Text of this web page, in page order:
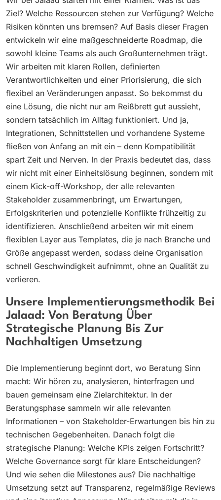
Ziel? Welche Ressourcen stehen zur Verfügung? Welche
Risiken könnten uns bremsen? Auf Basis dieser Fragen
entwickeln wir eine maßgeschneiderte Roadmap, die
sowohl kleine Teams als auch Großunternehmen trägt.
Wir arbeiten mit klaren Rollen, definierten
Verantwortlichkeiten und einer Priorisierung, die sich
flexibel an Veränderungen anpasst. So bekommst du
eine Lösung, die nicht nur am Reißbrett gut aussieht,
sondern tatsächlich im Alltag funktioniert. Und ja,
Integrationen, Schnittstellen und vorhandene Systeme
fließen von Anfang an mit ein – denn Kompatibilität
spart Zeit und Nerven. In der Praxis bedeutet das, dass
wir nicht mit einer Einheitslösung beginnen, sondern mit
einem Kick-off-Workshop, der alle relevanten
Stakeholder zusammenbringt, um Erwartungen,
Erfolgskriterien und potenzielle Konflikte frühzeitig zu
identifizieren. Anschließend arbeiten wir mit einem
flexiblen Layer aus Templates, die je nach Branche und
Größe angepasst werden, sodass deine Organisation
schnell Geschwindigkeit aufnimmt, ohne an Qualität zu
verlieren.
Unsere Implementierungsmethodik Bei
Jalaad: Von Beratung Über
Strategische Planung Bis Zur
Nachhaltigen Umsetzung
Die Implementierung beginnt dort, wo Beratung Sinn
macht: Wir hören zu, analysieren, hinterfragen und
bauen gemeinsam eine Zielarchitektur. In der
Beratungsphase sammeln wir alle relevanten
Informationen – von Stakeholder-Erwartungen bis hin zu
technischen Gegebenheiten. Danach folgt die
strategische Planung: Welche KPIs zeigen Fortschritt?
Welche Governance sorgt für klare Entscheidungen?
Und wie sehen die Milestones aus? Die nachhaltige
Umsetzung setzt auf Transparenz, regelmäßige Reviews